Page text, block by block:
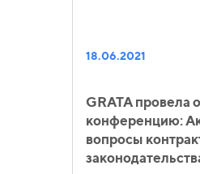
18.06.2021
GRATA провела
конференцию:
вопросы